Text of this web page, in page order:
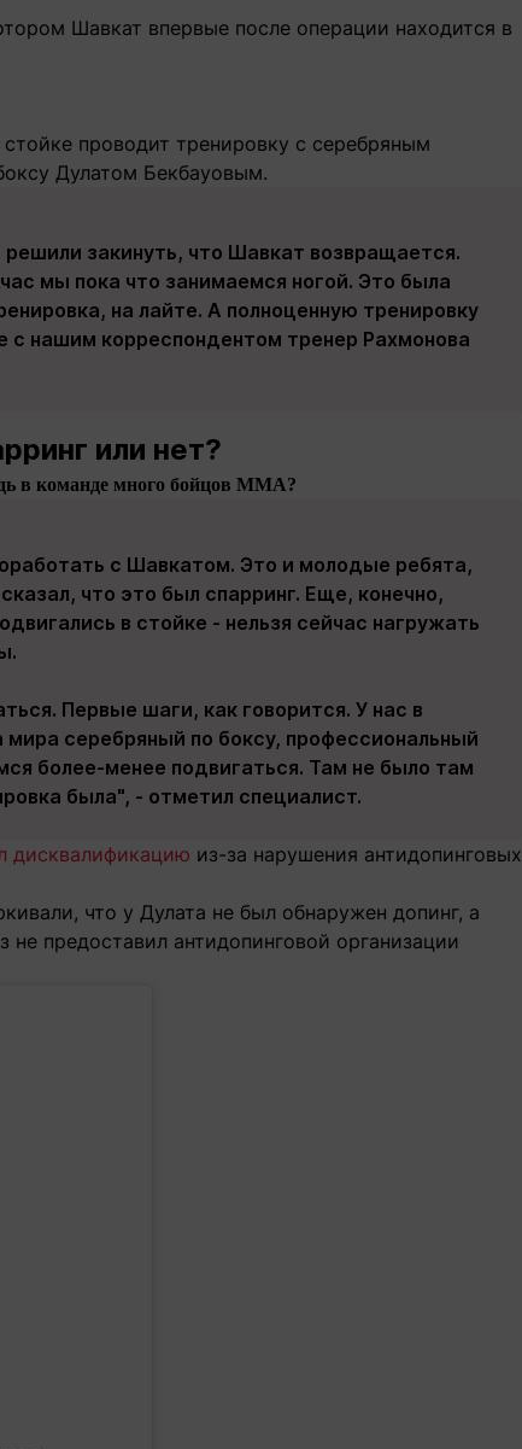
Шавкат впервые после операции находится в
проводит тренировку с серебряным
Дулатом Бекбауовым.
закинуть, что Шавкат возвращается.
мы пока что занимаемся ногой. Это была
на лайте. А полноценную тренировку
с нашим корреспондентом тренер Рахмонова
или нет?
в команде много бойцов MMA?
с Шавкатом. Это и молодые ребята,
что это был спарринг. Еще, конечно,
в стойке - нельзя сейчас нагружать
Первые шаги, как говорится. У нас в
серебряный по боксу, профессиональный
более-менее подвигаться. Там не было там
была", - отметил специалист.
дисквалификацию из-за нарушения антидопинговых
что у Дулата не был обнаружен допинг, а
не предоставил антидопинговой организации